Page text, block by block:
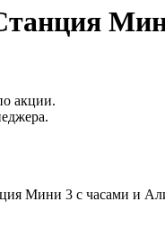
акции.
Мини 3 с часами и